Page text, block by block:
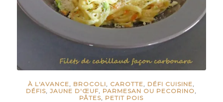
À L'AVANCE, BROCOLI, CAROTTE, DÉFI CUISINE,
DÉFIS,JAUNE D'ŒUF, PARMESAN OU PECORINO,
PÂTES, PETIT POIS